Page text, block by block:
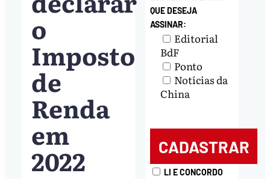
o
Imposto
de
Renda
em
2022
QUE DESEJA
ASSINAR:
Editorial
BdF
Ponto
Notícias da
China
LI E CONCORDO